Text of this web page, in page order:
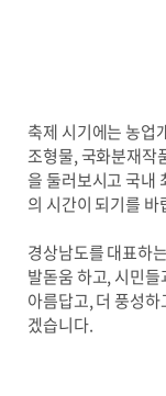
축제 시기에는 농업
조형물, 국화분재작
을 둘러보시고 국내
의 시간이 되기를 바
경상남도를 대표하
발돋움 하고, 시민
아름답고, 더 풍성
겠습니다.